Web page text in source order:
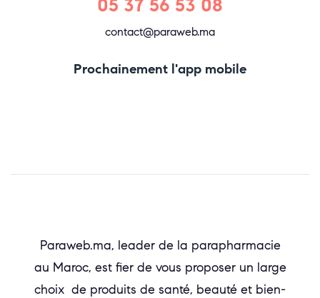
05 37 56 53 08
contact@paraweb.ma
Prochainement l'app mobile
Paraweb.ma, leader de la parapharmacie
au Maroc, est fier de vous proposer un large
choix de produits de santé, beauté et bien-